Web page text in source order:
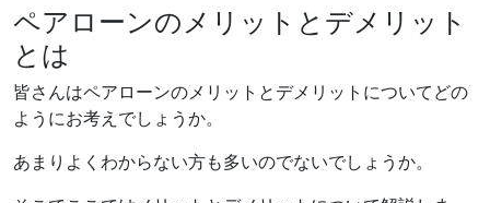
ペアローンのメリットとデメリット
とは
皆さんはペアローンのメリットとデメリットについてどの
ようにお考えでしょうか。
あまりよくわからない方も多いのでないでしょうか。